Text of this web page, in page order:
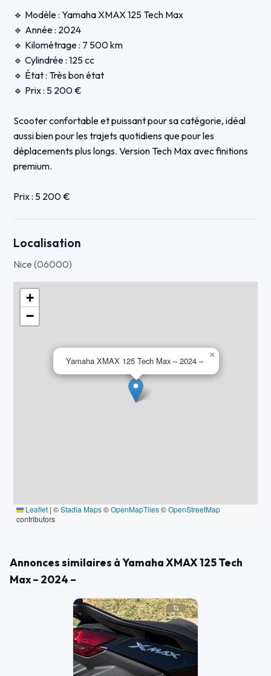
🔹 Modèle : Yamaha XMAX 125 Tech Max
🔹 Année : 2024
🔹 Kilométrage : 7 500 km
🔹 Cylindrée : 125 cc
🔹 État : Très bon état
🔹 Prix : 5 200 €
Scooter confortable et puissant pour sa catégorie, idéal
aussi bien pour les trajets quotidiens que pour les
déplacements plus longs. Version Tech Max avec finitions
premium.
Prix : 5 200 €
Localisation
Nice (06000)
Yamaha XMAX 125 Tech Max – 2024 –
×
+
−
Leaflet | ©Stadia Maps©OpenMapTiles©OpenStreetMap
contributors
Annonces similaires à Yamaha XMAX 125 Tech
Max – 2024 –